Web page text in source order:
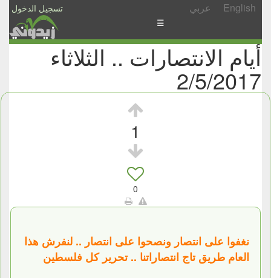
تسجيل الدخول عربي English
الأخبار
والمشاركات
☰
أيام الانتصارات .. الثلاثاء
2/5/2017
1
0
نغفوا على انتصار ونصحوا على انتصار .. لنفرش هذا
العام طريق تاج انتصاراتنا .. تحرير كل فلسطين